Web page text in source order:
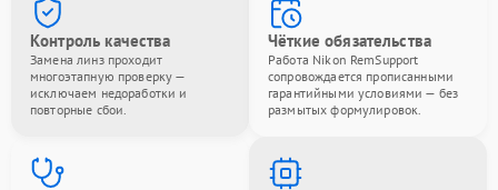
Контроль качества
Замена линз проходит
многоэтапную проверку —
исключаем недоработки и
повторные сбои.
Чёткие обязательства
Работа Nikon RemSupport
сопровождается прописанными
гарантийными условиями — без
размытых формулировок.